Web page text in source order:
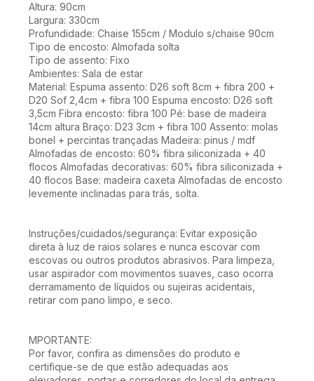
Altura: 90cm
Largura: 330cm
Profundidade: Chaise 155cm / Modulo s/chaise 90cm
Tipo de encosto: Almofada solta
Tipo de assento: Fixo
Ambientes: Sala de estar
Material: Espuma assento: D26 soft 8cm + fibra 200 +
D20 Sof 2,4cm + fibra 100 Espuma encosto: D26 soft
3,5cm Fibra encosto: fibra 100 Pé: base de madeira
14cm altura Braço: D23 3cm + fibra 100 Assento: molas
bonel + percintas trançadas Madeira: pinus / mdf
Almofadas de encosto: 60% fibra siliconizada + 40
flocos Almofadas decorativas: 60% fibra siliconizada +
40 flocos Base: madeira caxeta Almofadas de encosto
levemente inclinadas para trás, solta.
Instruções/cuidados/segurança: Evitar exposição
direta à luz de raios solares e nunca escovar com
escovas ou outros produtos abrasivos. Para limpeza,
usar aspirador com movimentos suaves, caso ocorra
derramamento de líquidos ou sujeiras acidentais,
retirar com pano limpo, e seco.
MPORTANTE:
Por favor, confira as dimensões do produto e
certifique-se de que estão adequadas aos